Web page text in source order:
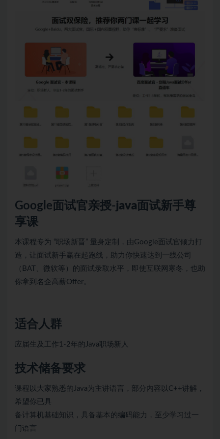
Google 面试官亲授-java 面试新手尊
享课
本课程专为 “职场新晋” 量身定制，由Google面试官倾力打
造，让面试新手赢在起跑线，助力你快速达到一线公司
（BAT、微软等）的面试录取水平，即使互联网寒冬，也助
你拿到名企高薪Offer。
适合人群
应届生及工作1-2年的Java职场新人
技术储备要求
课程以大家熟悉的Java为主讲语言，部分内容以C++讲解，
希望你已具
备计算机基础知识，具备基本的编码能力，至少学习过一
门语言